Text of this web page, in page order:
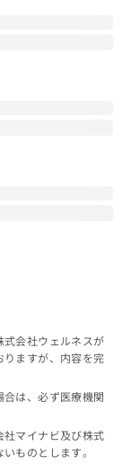
会社ウェルネスが
ますが、内容を完
は、必ず医療機関
マイナビ及び株式
ものとします。